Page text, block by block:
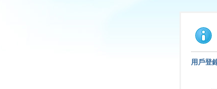
用戶登